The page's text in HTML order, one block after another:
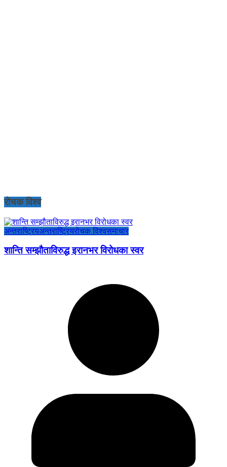
रोचक विश्व
अन्तराष्ट्रियअन्तराष्ट्रियरोचक विश्वसमाचार
शान्ति सम्झौताविरुद्ध इरानभर विरोधका स्वर